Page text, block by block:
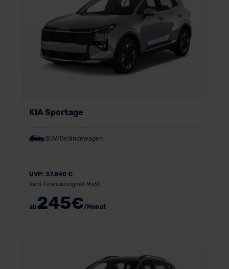
KIA Sportage
SUV/Geländewagen
UVP: 37.840 €
Vario-Finanzierung inkl. MwSt.
ab245€/Monat